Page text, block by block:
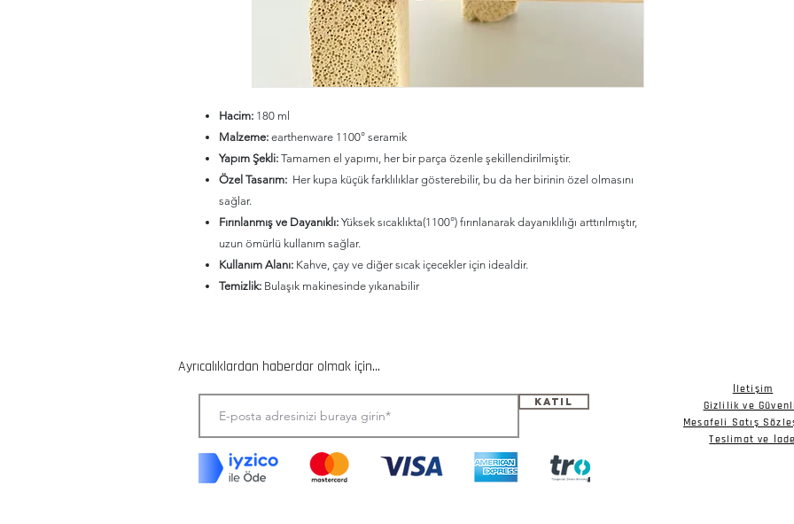
Hacim: 180 ml
Malzeme: earthenware 1100° seramik
Yapım Şekli: Tamamen el yapımı, her bir parça özenle şekillendirilmiştir.
Özel Tasarım: Her kupa küçük farklılıklar gösterebilir, bu da her birinin özel olmasını
sağlar.
Fırınlanmış ve Dayanıklı: Yüksek sıcaklıkta(1100°) fırınlanarak dayanıklılığı arttırılmıştır,
uzun ömürlü kullanım sağlar.
Kullanım Alanı: Kahve, çay ve diğer sıcak içecekler için idealdir.
Temizlik: Bulaşık makinesinde yıkanabilir
Ayrıcalıklardan haberdar olmak için...
Katıl
İletişim
Gizlilik ve
Mesafeli Satış
Teslimat ve İade